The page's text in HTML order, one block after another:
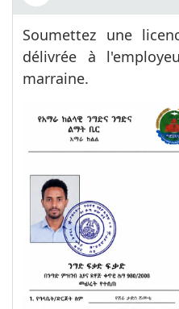
Soumettez une
délivrée à
marraine.